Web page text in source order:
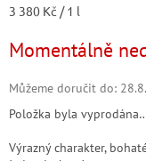
Měrná
3 380 Kč / 1 l
Momentálně
Můžeme doručit do:
Položka byla
Výrazný charakter,